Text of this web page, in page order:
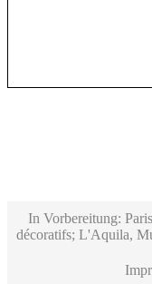
In Vorbereitung:
décoratifs; L'Aquila,